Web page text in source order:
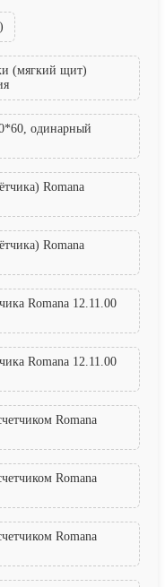
(мягкий щит)
одинарный
Romana
Romana
Romana 12.11.00
Romana 12.11.00
Romana
Romana
Romana